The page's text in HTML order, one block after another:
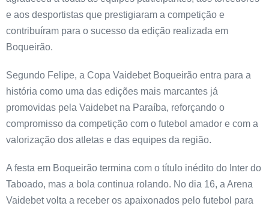
e aos desportistas que prestigiaram a competição e
contribuíram para o sucesso da edição realizada em
Boqueirão.
Segundo Felipe, a Copa Vaidebet Boqueirão entra para a
história como uma das edições mais marcantes já
promovidas pela Vaidebet na Paraíba, reforçando o
compromisso da competição com o futebol amador e com a
valorização dos atletas e das equipes da região.
A festa em Boqueirão termina com o título inédito do Inter do
Taboado, mas a bola continua rolando. No dia 16, a Arena
Vaidebet volta a receber os apaixonados pelo futebol para